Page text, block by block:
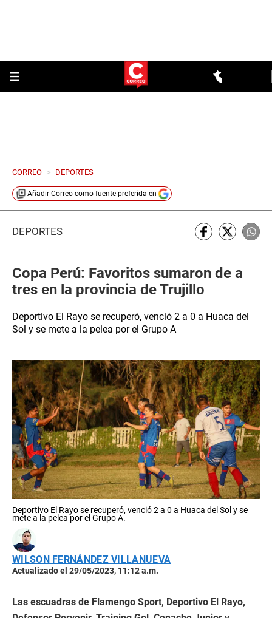
CORREO > DEPORTES
Añadir Correo como fuente preferida en
DEPORTES
Copa Perú: Favoritos sumaron de a
tres en la provincia de Trujillo
Deportivo El Rayo se recuperó, venció 2 a 0 a Huaca del
Sol y se mete a la pelea por el Grupo A
Deportivo El Rayo se recuperó, venció 2 a 0 a Huaca del Sol y se
mete a la pelea por el Grupo A.
WILSON FERNÁNDEZ VILLANUEVA
Actualizado el 29/05/2023, 11:12 a.m.
Las escuadras de Flamengo Sport, Deportivo El Rayo,